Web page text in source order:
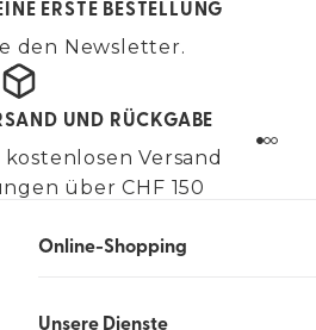
ERSTE BESTELLUNG
den Newsletter.
UND RÜCKGABE
Versand
über CHF 150
Online-Shopping
Unsere Dienste